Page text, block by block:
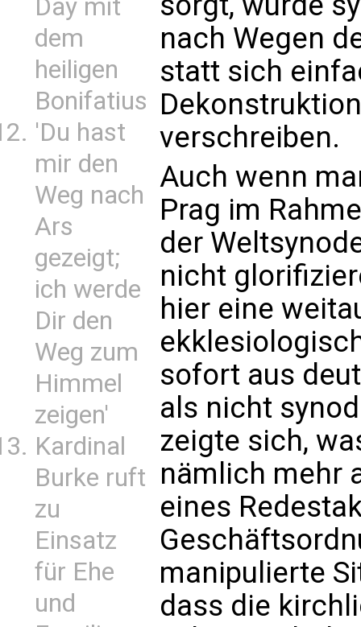
Day mit
dem
heiligen
Bonifatius
'Du hast
mir den
Weg nach
Ars
gezeigt;
ich werde
Dir den
Weg zum
Himmel
zeigen'
Kardinal
Burke ruft
zu
Einsatz
für Ehe
und
nach Wegen
statt sich
verschreiben.
Auch wenn
Prag im
der
nicht
hier eine
sofort aus
als nicht
zeigte sich,
nämlich mehr
eines
manipulierte
dass die